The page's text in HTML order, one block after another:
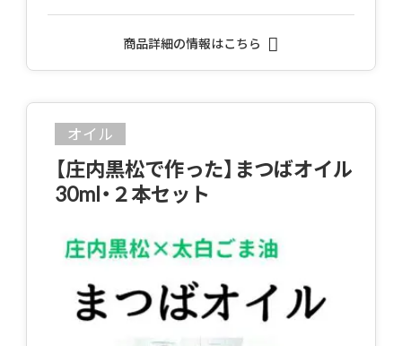
商品詳細の情報はこちら
オイル
【庄内黒松で作った】まつばオイル
30ml・２本セット